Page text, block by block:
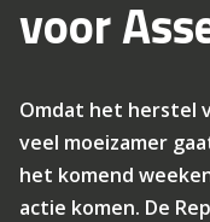
voor
Omdat het herstel
veel moeizamer
het komend
actie komen. De